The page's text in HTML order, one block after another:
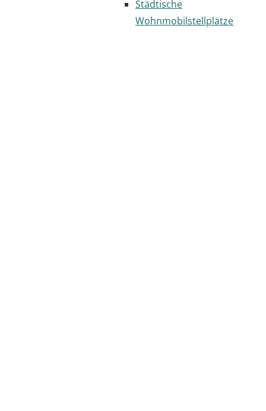
Städtische
Wohnmobilstellplätze